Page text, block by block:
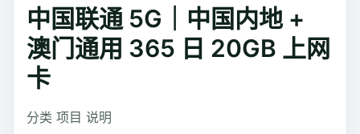
中国联通 5G｜中国内地 +
澳门通用 365 日 20GB 上网
卡
分类 项目 说明